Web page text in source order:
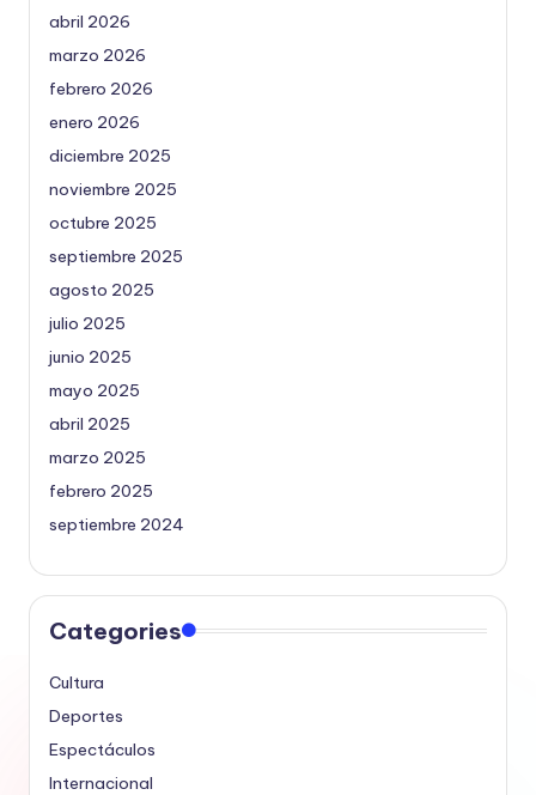
abril 2026
marzo 2026
febrero 2026
enero 2026
diciembre 2025
noviembre 2025
octubre 2025
septiembre 2025
agosto 2025
julio 2025
junio 2025
mayo 2025
abril 2025
marzo 2025
febrero 2025
septiembre 2024
Categories
Cultura
Deportes
Espectáculos
Internacional